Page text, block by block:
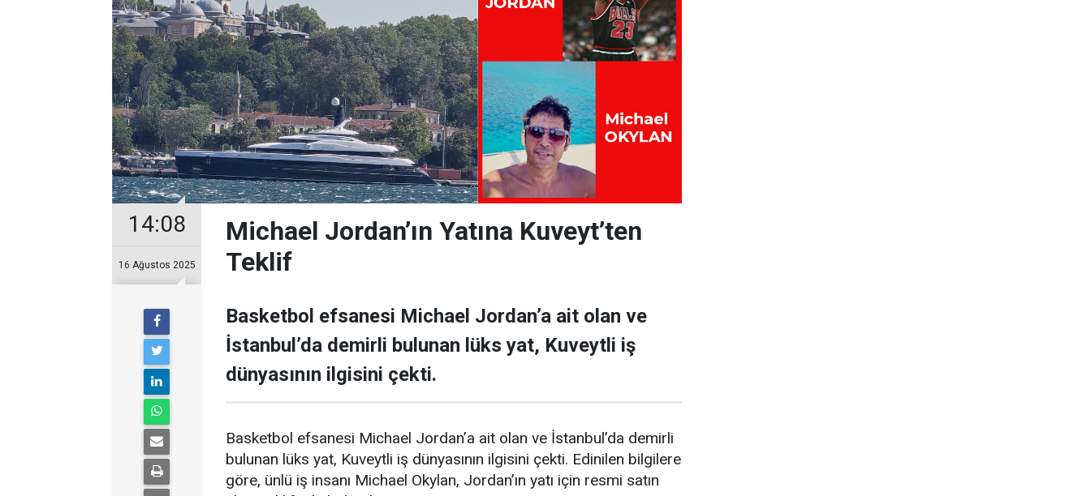
14:08
16 Ağustos 2025
Michael Jordan’ın Yatına Kuveyt’ten
Teklif
Basketbol efsanesi Michael Jordan’a ait olan ve
İstanbul’da demirli bulunan lüks yat, Kuveytli iş
dünyasının ilgisini çekti.
Basketbol efsanesi Michael Jordan’a ait olan ve İstanbul’da demirli
bulunan lüks yat, Kuveytli iş dünyasının ilgisini çekti. Edinilen bilgilere
göre, ünlü iş insanı Michael Okylan, Jordan’ın yatı için resmi satın